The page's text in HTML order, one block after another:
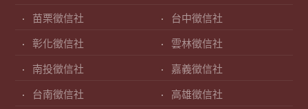
苗栗徵信社 台中徵信社
彰化徵信社 雲林徵信社
南投徵信社 嘉義徵信社
台南徵信社 高雄徵信社